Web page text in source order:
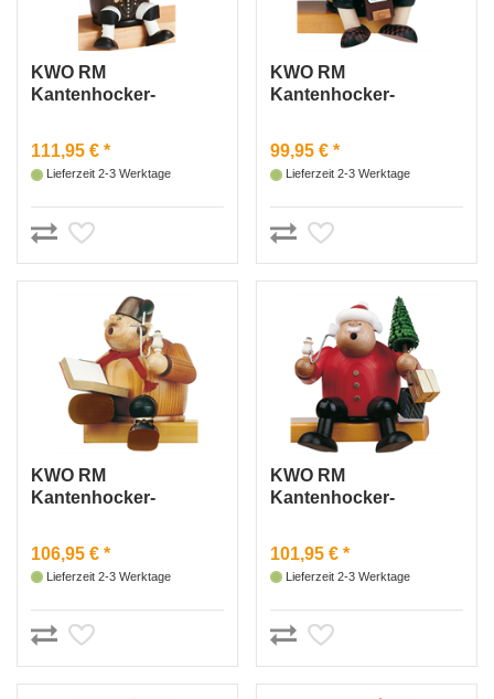
KWO RM
Kantenhocker-
111,95 € *
Lieferzeit 2-3 Werktage
KWO RM
Kantenhocker-
99,95 € *
Lieferzeit 2-3 Werktage
KWO RM
Kantenhocker-
106,95 € *
Lieferzeit 2-3 Werktage
KWO RM
Kantenhocker-
101,95 € *
Lieferzeit 2-3 Werktage